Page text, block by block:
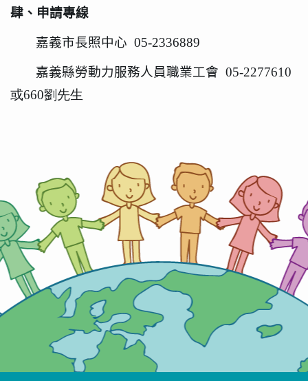
肆、申請專線
嘉義市長照中心 05-2336889
嘉義縣勞動力服務人員職業工會 05-2277610
或660劉先生